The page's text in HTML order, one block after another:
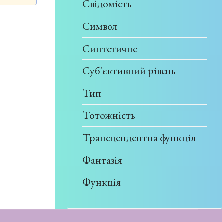
Свідомість
Символ
Синтетичне
Суб'єктивний рівень
Тип
Тотожність
Трансцендентна функція
Фантазія
Функція